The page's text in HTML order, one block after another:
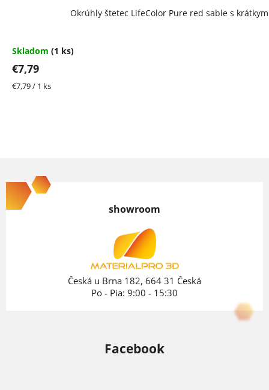
Okrúhly štetec LifeColor Pure red sable s
Skladom (1 ks)
€7,79
Jednotková
€7,79 / 1 ks
á
p
showroom
Česká u Brna 182, 664 31 Česká
Po - Pia: 9:00 - 15:30
Facebook